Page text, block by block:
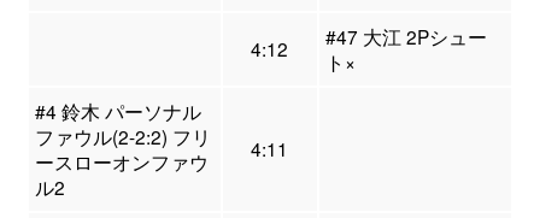
4:12
#47 大江 2Pシュー
ト×
#4 鈴木 パーソナル
ファウル(2-2:2) フリ
ースローオンファウ
ル2
4:11